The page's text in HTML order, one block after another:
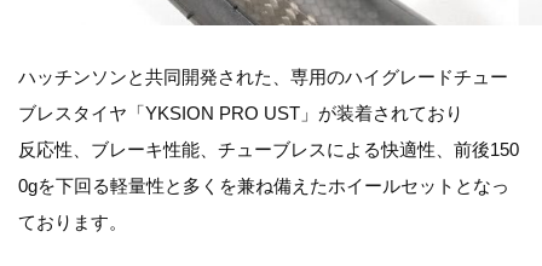
ハッチンソンと共同開発された、専用のハイグレードチュー
ブレスタイヤ「YKSION PRO UST」が装着されており
反応性、ブレーキ性能、チューブレスによる快適性、前後150
0gを下回る軽量性と多くを兼ね備えたホイールセットとなっ
ております。